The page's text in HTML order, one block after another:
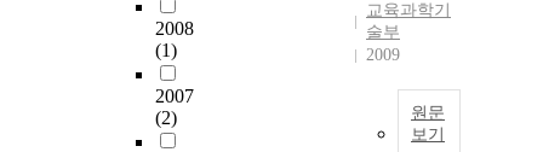
2008
(1)
2007
(2)
교육과학기
술부
2009
원문
보기